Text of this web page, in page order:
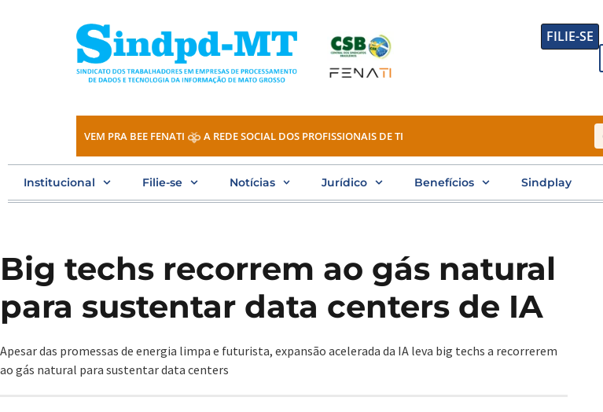
FILIE-SE
VEM PRA BEE FENATI A REDE SOCIAL DOS PROFISSIONAIS DE TI
Institucional Filie-se Notícias Jurídico Benefícios Sindplay
Big techs recorrem ao gás natural
para sustentar data centers de IA
Apesar das promessas de energia limpa e futurista, expansão acelerada da IA leva big techs a recorrerem
ao gás natural para sustentar data centers